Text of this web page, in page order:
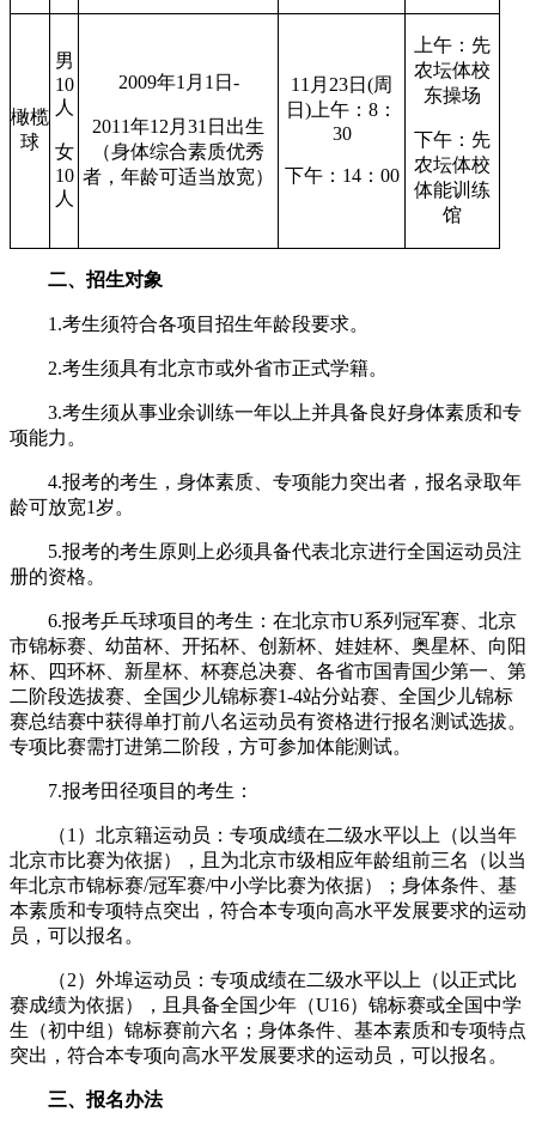
橄榄
球
男
10
人
女
10
人
2009年1月1日-
2011年12月31日出生
（身体综合素质优秀
者，年龄可适当放宽）
11月23日(周
日)上午：8：
30
下午：14：00
上午：先
农坛体校
东操场
下午：先
农坛体校
体能训练
馆
二、招生对象
1.考生须符合各项目招生年龄段要求。
2.考生须具有北京市或外省市正式学籍。
3.考生须从事业余训练一年以上并具备良好身体素质和专
项能力。
4.报考的考生，身体素质、专项能力突出者，报名录取年
龄可放宽1岁。
5.报考的考生原则上必须具备代表北京进行全国运动员注
册的资格。
6.报考乒乓球项目的考生：在北京市U系列冠军赛、北京
市锦标赛、幼苗杯、开拓杯、创新杯、娃娃杯、奥星杯、向阳
杯、四环杯、新星杯、杯赛总决赛、各省市国青国少第一、第
二阶段选拔赛、全国少儿锦标赛1-4站分站赛、全国少儿锦标
赛总结赛中获得单打前八名运动员有资格进行报名测试选拔。
专项比赛需打进第二阶段，方可参加体能测试。
7.报考田径项目的考生：
（1）北京籍运动员：专项成绩在二级水平以上（以当年
北京市比赛为依据），且为北京市级相应年龄组前三名（以当
年北京市锦标赛/冠军赛/中小学比赛为依据）；身体条件、基
本素质和专项特点突出，符合本专项向高水平发展要求的运动
员，可以报名。
（2）外埠运动员：专项成绩在二级水平以上（以正式比
赛成绩为依据），且具备全国少年（U16）锦标赛或全国中学
生（初中组）锦标赛前六名；身体条件、基本素质和专项特点
突出，符合本专项向高水平发展要求的运动员，可以报名。
三、报名办法